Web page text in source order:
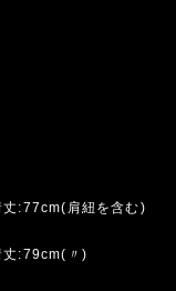
:77cm(肩紐を含む)
丈:79cm(〃)